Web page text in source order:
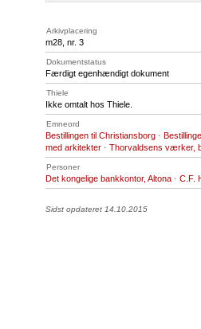
Arkivplacering
m28, nr. 3
Dokumentstatus
Færdigt egenhændigt dokument
Thiele
Ikke omtalt hos Thiele.
Emneord
Bestillingen til Christiansborg ·
med arkitekter · Thorvaldsens værker,
Personer
Det kongelige bankkontor, Altona · C.F.
Sidst opdateret 14.10.2015